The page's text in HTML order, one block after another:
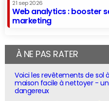
21 sep 2026
Web analytics : booster
marketing
À NE PAS RATER
Voici les revêtements de sol
maison facile à nettoyer -
dangereux